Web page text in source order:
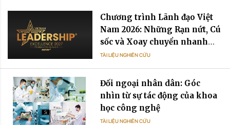
Chương trình Lãnh đạo Việt
Nam 2026: Những Rạn nứt, Cú
sốc và Xoay chuyển nhanh
chóng
TÀI LIỆU NGHIÊN CỨU
Đối ngoại nhân dân: Góc
nhìn từ sự tác động của khoa
học công nghệ
TÀI LIỆU NGHIÊN CỨU